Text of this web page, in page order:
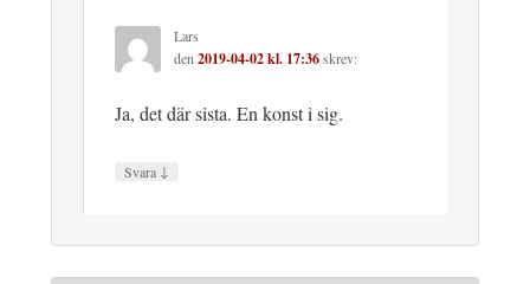
Lars
den2019-04-02 kl. 17:36skrev:
Ja, det där sista. En konst i sig.
Svara ↓